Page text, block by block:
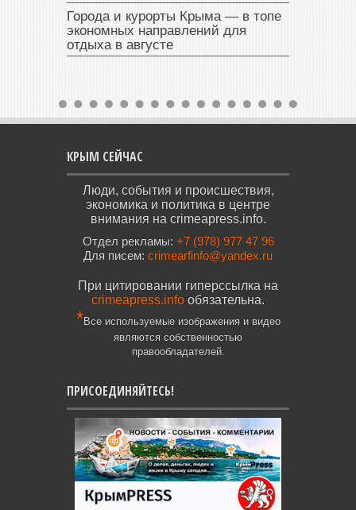
Города и курорты Крыма — в топе
экономных направлений для
отдыха в августе
КРЫМ СЕЙЧАС
Люди, события и происшествия,
экономика и политика в центре
внимания на crimeapress.info.
Отдел рекламы: +7 (978) 977 47 96
Для писем: crimearfinfo@yandex.ru
При цитировании гиперссылка на
crimeapress.info обязательна.
*Все используемые изображения и видео
являются собственностью
правообладателей.
ПРИСОЕДИНЯЙТЕСЬ!